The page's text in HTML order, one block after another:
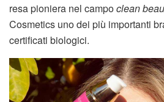
resa pioniera nel campoclean
Cosmetics uno dei più importanti
certificati biologici.